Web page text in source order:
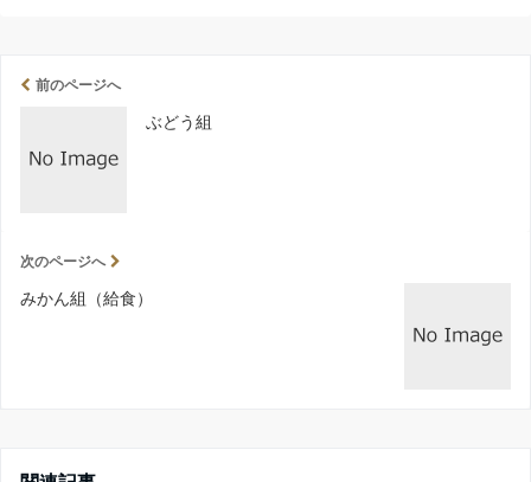
前のページへ
ぶどう組
次のページへ
みかん組（給食）